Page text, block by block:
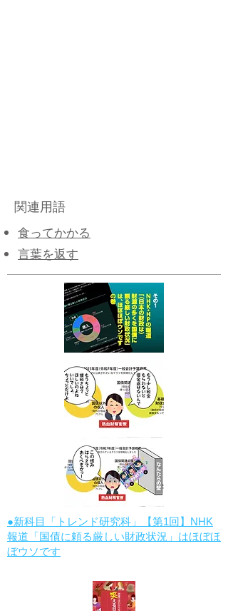
関連用語
食ってかかる
言葉を返す
●新科目「トレンド研究科」【第1回】NHK
報道「国債に頼る厳しい財政状況」はほぼほ
ぼウソです